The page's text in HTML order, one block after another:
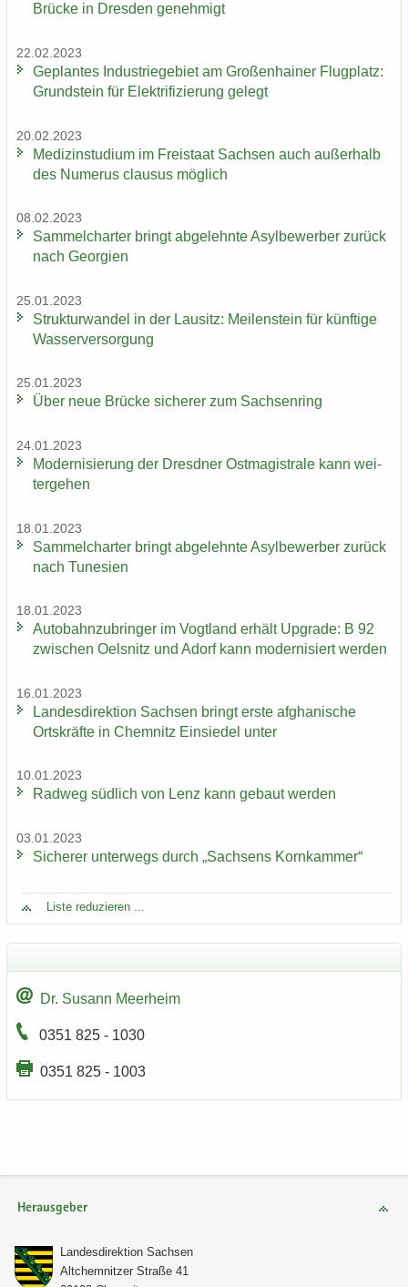
Brü­cke in Dres­den ge­neh­migt
22.02.2023
Ge­plan­tes In­dus­trie­ge­biet am Gro­ßen­hai­ner Flug­platz:
Grund­stein für Elek­tri­fi­zie­rung ge­legt
20.02.2023
Me­di­zin­stu­di­um im Frei­staat Sach­sen auch au­ßer­halb
des Nu­me­rus clau­sus mög­lich
08.02.2023
Sam­mel­char­ter bringt ab­ge­lehn­te Asyl­be­wer­ber zu­rück
nach Ge­or­gi­en
25.01.2023
Struk­tur­wan­del in der Lau­sitz: Mei­len­stein für künf­ti­ge
Was­ser­ver­sor­gung
25.01.2023
Über neue Brü­cke si­che­rer zum Sach­sen­ring
24.01.2023
Mo­der­ni­sie­rung der Dresd­ner Ost­ma­gis­tra­le kann wei­
ter­ge­hen
18.01.2023
Sam­mel­char­ter bringt ab­ge­lehn­te Asyl­be­wer­ber zu­rück
nach Tu­ne­si­en
18.01.2023
Au­to­bahn­zu­brin­ger im Vogt­land er­hält Up­grade: B 92
zwi­schen Oels­nitz und Adorf kann mo­der­ni­siert wer­den
16.01.2023
Lan­des­di­rek­ti­on Sach­sen bringt erste af­gha­ni­sche
Orts­kräf­te in Chem­nitz Ein­sie­del unter
10.01.2023
Rad­weg süd­lich von Lenz kann ge­baut wer­den
03.01.2023
Si­che­rer un­ter­wegs durch „Sach­sens Korn­kam­mer“
Liste re­du­zie­ren ...
Dr. Su­sann Meer­heim
0351 825 - 1030
0351 825 - 1003
Herausgeber
Lan­des­di­rek­ti­on Sach­sen
Alt­chem­nit­zer Stra­ße 41